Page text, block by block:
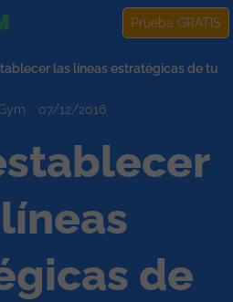
Prueba GRATIS
las líneas estratégicas de tu
07/12/2016
de